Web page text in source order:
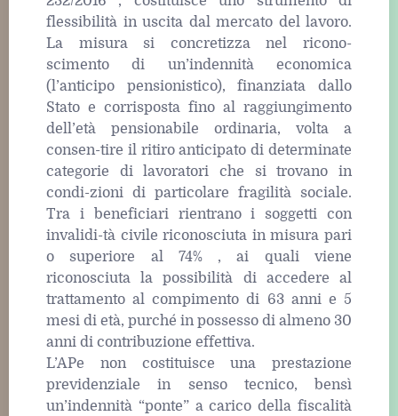
flessibilità in uscita dal mercato del lavoro.
La misura si concretizza nel ricono-
scimento di un’indennità economica
(l’anticipo pensionistico), finanziata dallo
Stato e corrisposta fino al raggiungimento
dell’età pensionabile ordinaria, volta a
consen-tire il ritiro anticipato di determinate
categorie di lavoratori che si trovano in
condi-zioni di particolare fragilità sociale.
Tra i beneficiari rientrano i soggetti con
invalidi-tà civile riconosciuta in misura pari
o superiore al 74% , ai quali viene
riconosciuta la possibilità di accedere al
trattamento al compimento di 63 anni e 5
mesi di età, purché in possesso di almeno 30
anni di contribuzione effettiva.
L’APe non costituisce una prestazione
previdenziale in senso tecnico, bensì
un’indennità “ponte” a carico della fiscalità